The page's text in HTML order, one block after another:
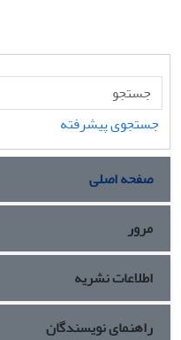
جستجوی پیشرفته
صفحه اصلی
مرور
اطلاعات نشریه
راهنمای نویسندگان